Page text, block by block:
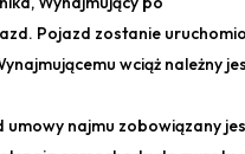
Pojazd zostanie
wciąż należny
umowy najmu zobowiązany